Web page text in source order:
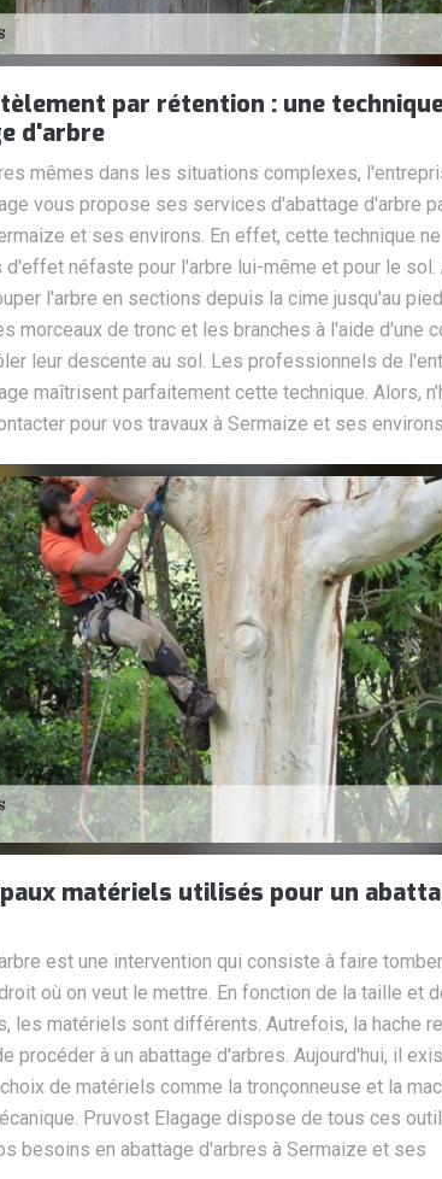
par rétention : une
d'arbre
mêmes dans les situations complexes,
vous propose ses services d'abattage d'arbre
et ses environs. En effet, cette technique ne
d'effet néfaste pour l'arbre lui-même et pour le sol.
l'arbre en sections depuis la cime jusqu'au
morceaux de tronc et les branches à l'aide d'une
leur descente au sol. Les professionnels de
maîtrisent parfaitement cette technique. Alors,
pour vos travaux à Sermaize et ses
matériels utilisés pour un
est une intervention qui consiste à faire
où on veut le mettre. En fonction de la taille et
les matériels sont différents. Autrefois, la hache
procéder à un abattage d'arbres. Aujourd'hui, il
de matériels comme la tronçonneuse et la
Pruvost Elagage dispose de tous ces
besoins en abattage d'arbres à Sermaize et ses